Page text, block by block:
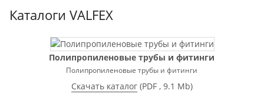
Каталоги VALFEX
Полипропиленовые трубы и фитинги
Полипропиленовые трубы и фитинги
Скачать каталог (PDF, 9.1 Mb)